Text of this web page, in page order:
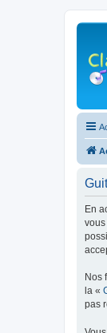
En
vous
Nos
la «
pas